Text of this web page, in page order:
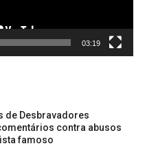
03:19
de Desbravadores
contra abusos
famoso